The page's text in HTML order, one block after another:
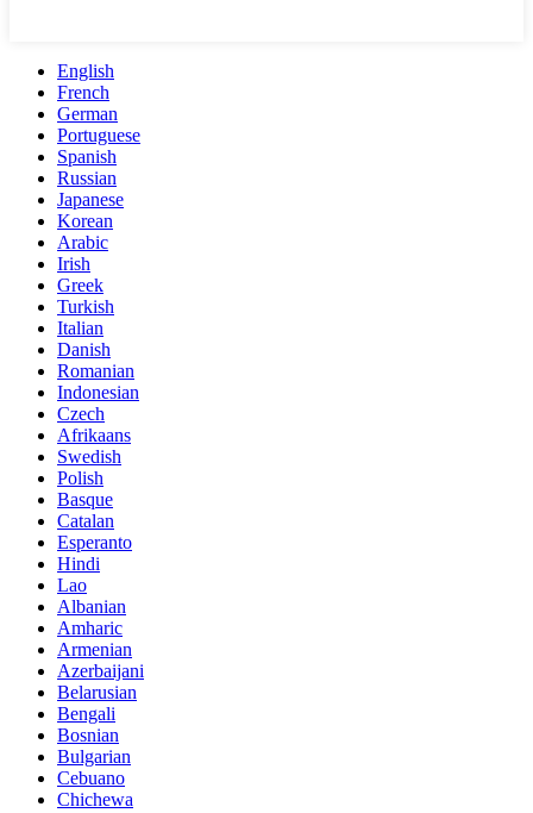
English
French
German
Portuguese
Spanish
Russian
Japanese
Korean
Arabic
Irish
Greek
Turkish
Italian
Danish
Romanian
Indonesian
Czech
Afrikaans
Swedish
Polish
Basque
Catalan
Esperanto
Hindi
Lao
Albanian
Amharic
Armenian
Azerbaijani
Belarusian
Bengali
Bosnian
Bulgarian
Cebuano
Chichewa